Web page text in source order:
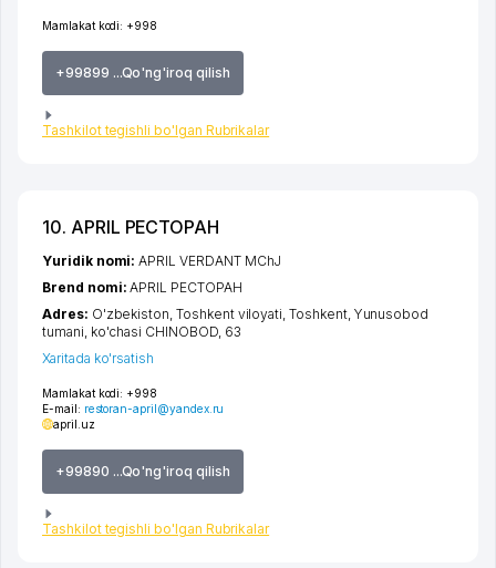
Mamlakat kodi: +998
+99899 ...Qo'ng'iroq qilish
Tashkilot tegishli bo'lgan Rubrikalar
10. APRIL РЕСТОРАН
Mamlakat kodi: +998
E-mail: restoran-april@yandex.ru
april.uz
+99890 ...Qo'ng'iroq qilish
Tashkilot tegishli bo'lgan Rubrikalar
Yuridik nomi:APRIL VERDANT MChJ
Brend nomi:APRIL РЕСТОРАН
Adres: O'zbekiston,Toshkent viloyati ,Toshkent, Yunusobod
tumani ko'chasi CHINOBOD, 63
Xaritada ko'rsatish